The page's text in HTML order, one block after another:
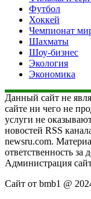
Футбол
Хоккей
Чемпионат
Шахматы
Шоу-бизнес
Экология
Экономика
Данный сайт не
сайте ни чего не
услуги не
новостей RSS
newsru.com.
ответственность за
Администрация
Сайт от bmb1 @